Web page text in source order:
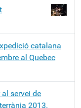
catalana
al Quebec
al servei de
2013.